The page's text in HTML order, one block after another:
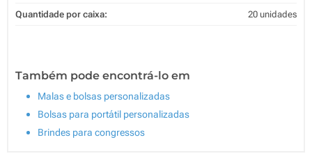
Quantidade por caixa: 20 unidades
Também pode encontrá-lo em
Malas e bolsas personalizadas
Bolsas para portátil personalizadas
Brindes para congressos